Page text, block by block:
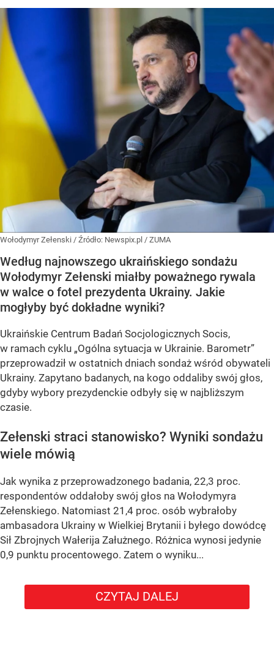
Wołodymyr Zełenski / Źródło: Newspix.pl / ZUMA
Według najnowszego ukraińskiego sondażu
Wołodymyr Zełenski miałby poważnego rywala
w walce o fotel prezydenta Ukrainy. Jakie
mogłyby być dokładne wyniki?
Ukraińskie Centrum Badań Socjologicznych Socis,
w ramach cyklu „Ogólna sytuacja w Ukrainie. Barometr”
przeprowadził w ostatnich dniach sondaż wśród obywateli
Ukrainy. Zapytano badanych, na kogo oddaliby swój głos,
gdyby wybory prezydenckie odbyły się w najbliższym
czasie.
Zełenski straci stanowisko? Wyniki sondażu
wiele mówią
Jak wynika z przeprowadzonego badania, 22,3 proc.
respondentów oddałoby swój głos na Wołodymyra
Zełenskiego. Natomiast 21,4 proc. osób wybrałoby
ambasadora Ukrainy w Wielkiej Brytanii i byłego dowódcę
Sił Zbrojnych Wałerija Załużnego. Różnica wynosi jedynie
0,9 punktu procentowego. Zatem o wyniku...
CZYTAJ DALEJ